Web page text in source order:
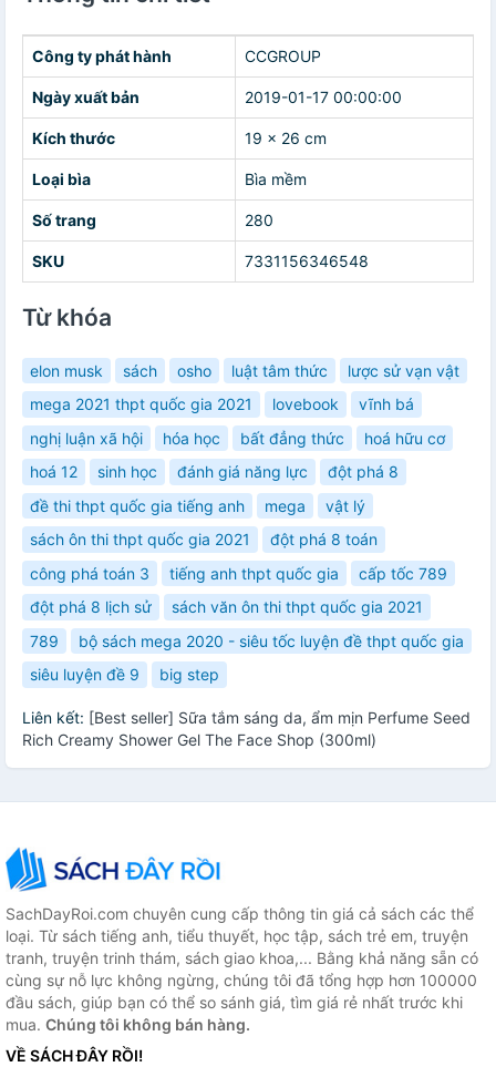
Công ty phát hành CCGROUP
Ngày xuất bản 2019-01-17 00:00:00
Kích thước 19 x 26 cm
Loại bìa Bìa mềm
Số trang 280
SKU 7331156346548
Từ khóa
elon musk sách osho luật tâm thức
lược sử vạn vật
mega 2021 thpt quốc gia 2021
lovebook
vĩnh bá
nghị luận xã hội
hóa học bất đẳng thức
hoá hữu cơ
hoá 12
sinh học đánh giá năng lực
đột phá 8
đề thi thpt quốc gia tiếng anh
mega
vật lý
sách ôn thi thpt quốc gia 2021
đột phá 8 toán
công phá toán 3
tiếng anh thpt quốc gia
cấp tốc 789
đột phá 8 lịch sử
sách văn ôn thi thpt quốc gia 2021
789
bộ sách mega 2020 - siêu tốc luyện đề thpt quốc gia
siêu luyện đề 9
big step
Liên kết: [Best seller] Sữa tắm sáng da, ẩm mịn Perfume Seed
Rich Creamy Shower Gel The Face Shop (300ml)
SachDayRoi.com chuyên cung cấp thông tin giá cả sách các thể
loại. Từ sách tiếng anh, tiểu thuyết, học tập, sách trẻ em, truyện
tranh, truyện trinh thám, sách giao khoa,... Bằng khả năng sẵn có
cùng sự nỗ lực không ngừng, chúng tôi đã tổng hợp hơn 100000
đầu sách, giúp bạn có thể so sánh giá, tìm giá rẻ nhất trước khi
mua. Chúng tôi không bán hàng.
VỀ SÁCH ĐÂY RỒI!